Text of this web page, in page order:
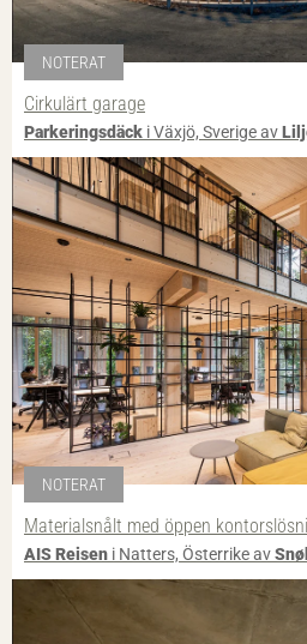
NOTERAT
Cirkulärt garage
Parkeringsdäck i Växjö, Sverige av
NOTERAT
Materialsnålt med öppen
AIS Reisen i Natters, Österrike av